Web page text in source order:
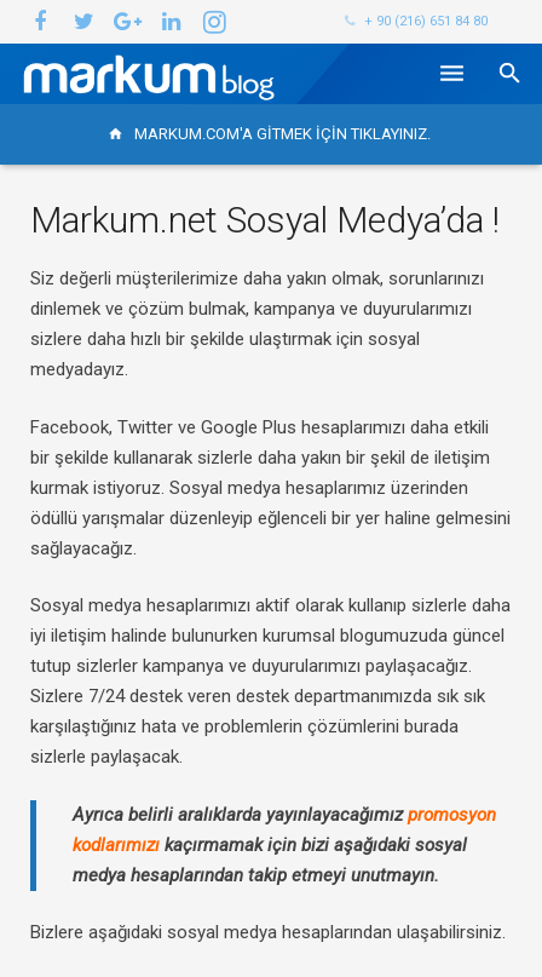
+ 90 (216) 651 84 80
Kategoriler
İletişim
home MARKUM.COM'A GITMEK IÇIN TIKLAYINIZ.
Markum.net Sosyal Medya’da !
Siz değerli müşterilerimize daha yakın olmak, sorunlarınızı
dinlemek ve çözüm bulmak, kampanya ve duyurularımızı
sizlere daha hızlı bir şekilde ulaştırmak için sosyal
medyadayız.
Facebook, Twitter ve Google Plus hesaplarımızı daha etkili
bir şekilde kullanarak sizlerle daha yakın bir şekil de iletişim
kurmak istiyoruz. Sosyal medya hesaplarımız üzerinden
ödüllü yarışmalar düzenleyip eğlenceli bir yer haline gelmesini
sağlayacağız.
Sosyal medya hesaplarımızı aktif olarak kullanıp sizlerle daha
iyi iletişim halinde bulunurken kurumsal blogumuzuda güncel
tutup sizlerler kampanya ve duyurularımızı paylaşacağız.
Sizlere 7/24 destek veren destek departmanımızda sık sık
karşılaştığınız hata ve problemlerin çözümlerini burada
sizlerle paylaşacak.
Ayrıca belirli aralıklarda yayınlayacağımızpromosyon
kodlarımızı kaçırmamak için bizi aşağıdaki sosyal
medya hesaplarından takip etmeyi unutmayın.
Bizlere aşağıdaki sosyal medya hesaplarından ulaşabilirsiniz.